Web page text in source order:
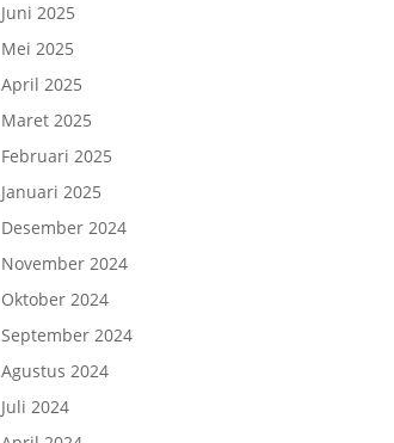
Juni 2025
Mei 2025
April 2025
Maret 2025
Februari 2025
Januari 2025
Desember 2024
November 2024
Oktober 2024
September 2024
Agustus 2024
Juli 2024